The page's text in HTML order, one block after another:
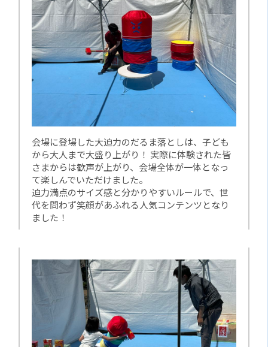
会場に登場した大迫力のだるま落としは、子ども
から大人まで大盛り上がり！ 実際に体験された皆
さまからは歓声が上がり、会場全体が一体となっ
て楽しんでいただけました。
迫力満点のサイズ感と分かりやすいルールで、世
代を問わず笑顔があふれる人気コンテンツとなり
ました！